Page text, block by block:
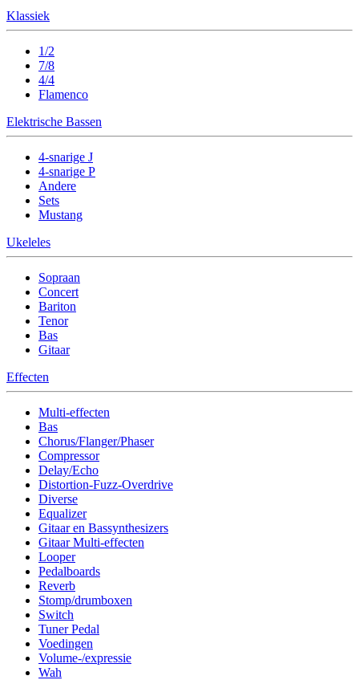
Klassiek
1/2
7/8
4/4
Flamenco
Elektrische Bassen
4-snarige J
4-snarige P
Andere
Sets
Mustang
Ukeleles
Sopraan
Concert
Bariton
Tenor
Bas
Gitaar
Effecten
Multi-effecten
Bas
Chorus/Flanger/Phaser
Compressor
Delay/Echo
Distortion-Fuzz-Overdrive
Diverse
Equalizer
Gitaar en Bassynthesizers
Gitaar Multi-effecten
Looper
Pedalboards
Reverb
Stomp/drumboxen
Switch
Tuner Pedal
Voedingen
Volume-/expressie
Wah